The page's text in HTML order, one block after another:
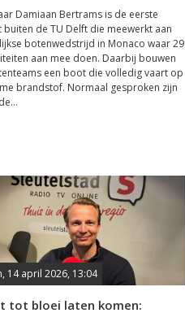
Damiaan Bertrams is de eerste
buiten de TU Delft die meewerkt aan
botenwedstrijd in Monaco waar 29
aan mee doen. Daarbij bouwen
een boot die volledig vaart op
brandstof. Normaal gesproken zijn
14 april 2026, 13:04
tot bloei laten komen: